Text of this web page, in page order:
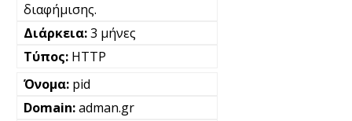
διαφήμισης.
3 μήνες
HTTP
pid
adman.gr